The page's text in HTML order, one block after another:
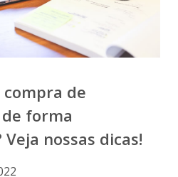
de
forma
nossas dicas!